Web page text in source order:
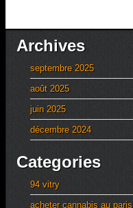
Archives
septembre 2025
août 2025
juin 2025
décembre 2024
Categories
94 vitry
acheter cannabis au paris